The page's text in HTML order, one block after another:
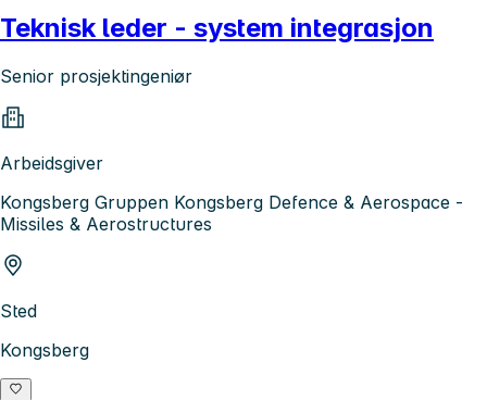
Teknisk leder - system integrasjon
Senior prosjektingeniør
Arbeidsgiver
Kongsberg Gruppen Kongsberg Defence & Aerospace -
Missiles & Aerostructures
Sted
Kongsberg